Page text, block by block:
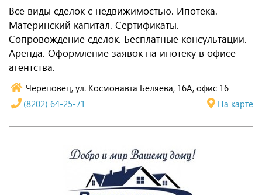
Все виды сделок с недвижимостью. Ипотека.
Материнский капитал. Сертификаты.
Сопровождение сделок. Бесплатные консультации.
Аренда. Оформление заявок на ипотеку в офисе
агентства.
Череповец, ул. Космонавта Беляева, 16А, офис 16
На карте
(8202) 64-25-71